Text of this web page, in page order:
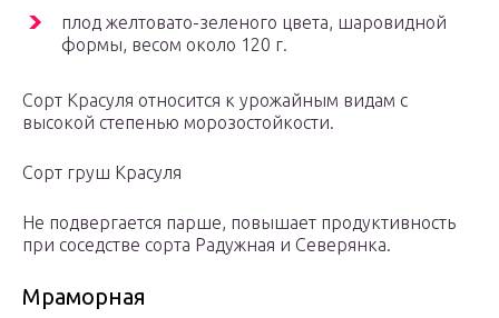
плод желтовато-зеленого цвета, шаровидной
формы, весом около 120 г.
Сорт Красуля относится к урожайным видам с
высокой степенью морозостойкости.
Сорт груш Красуля
Не подвергается парше, повышает продуктивность
при соседстве сорта Радужная и Северянка.
Мраморная